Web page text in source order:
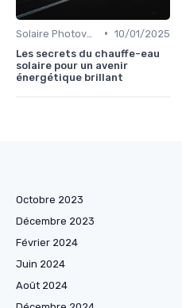
• 10/01/2025
Les secrets du chauffe-eau
solaire pour un avenir
énergétique brillant
Octobre 2023
Décembre 2023
Février 2024
Juin 2024
Août 2024